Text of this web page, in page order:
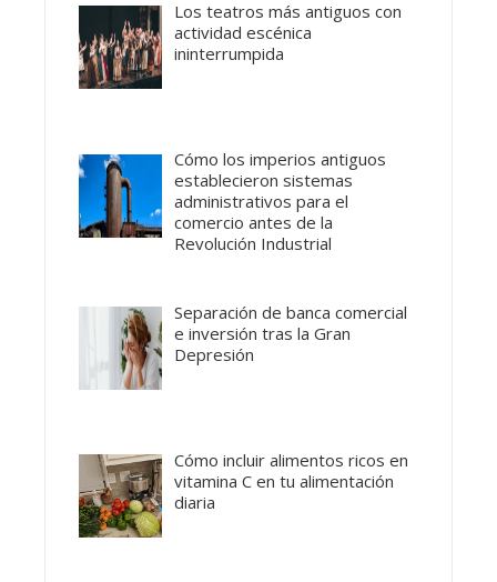
Los teatros más antiguos con
actividad escénica
ininterrumpida
Cómo los imperios antiguos
establecieron sistemas
administrativos para el
comercio antes de la
Revolución Industrial
Separación de banca comercial
e inversión tras la Gran
Depresión
Cómo incluir alimentos ricos en
vitamina C en tu alimentación
diaria